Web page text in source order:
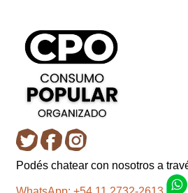
navegación
contenido
Inicio
Carro
Podés chatear con nosotros a